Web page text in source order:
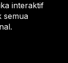
interaktif
semua